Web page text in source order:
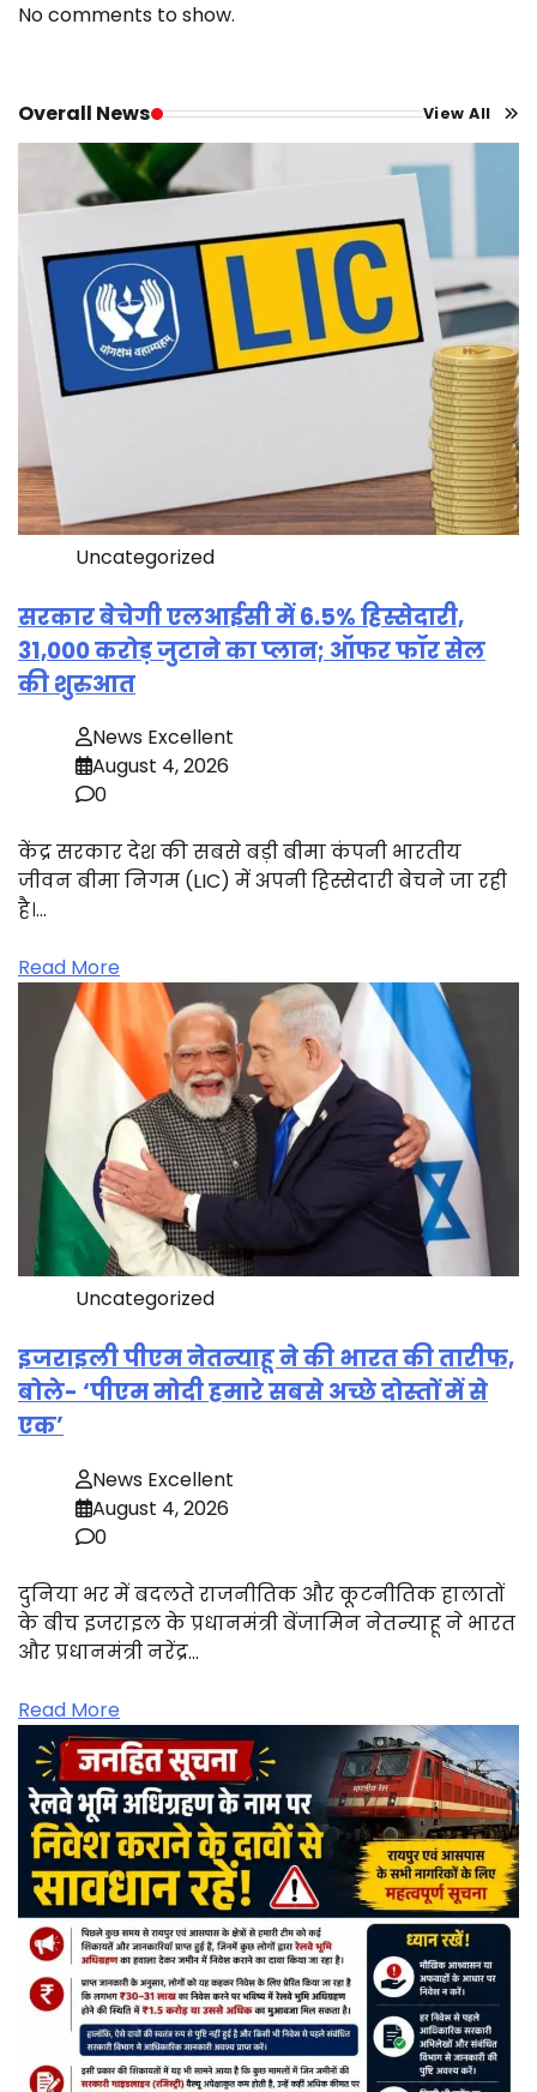
No comments to show.
Overall News View All
Uncategorized
सरकार बेचेगी एलआईसी में 6.5% हिस्सेदारी,
31,000 करोड़ जुटाने का प्लान; ऑफर फॉर सेल
की शुरुआत
News Excellent
August 4, 2026
0
केंद्र सरकार देश की सबसे बड़ी बीमा कंपनी भारतीय
जीवन बीमा निगम (LIC) में अपनी हिस्सेदारी बेचने जा रही
है।…
Read More
Uncategorized
इजराइली पीएम नेतन्याहू ने की भारत की तारीफ,
बोले- ‘पीएम मोदी हमारे सबसे अच्छे दोस्तों में से
एक’
News Excellent
August 4, 2026
0
दुनिया भर में बदलते राजनीतिक और कूटनीतिक हालातों
के बीच इजराइल के प्रधानमंत्री बेंजामिन नेतन्याहू ने भारत
और प्रधानमंत्री नरेंद्र…
Read More